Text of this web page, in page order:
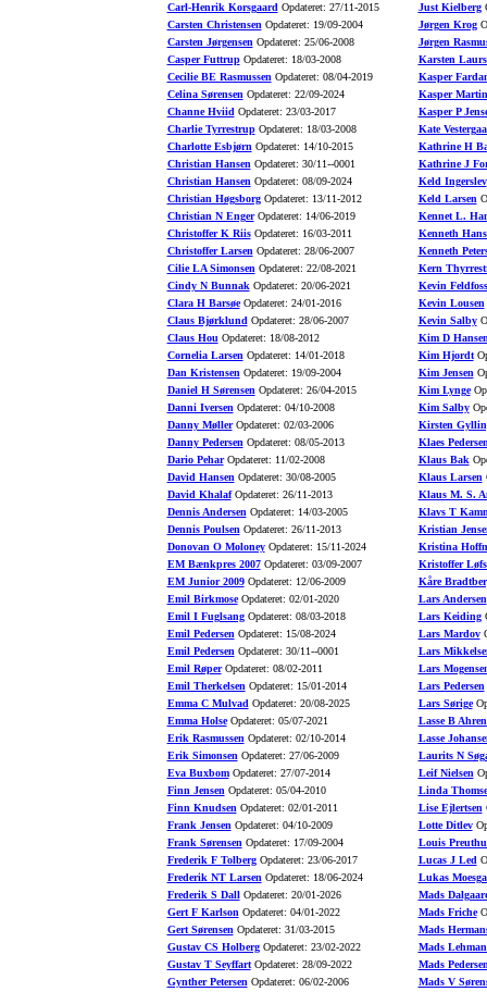
Carl-Henrik Korsgaard Opdateret: 27/11-2015
Carsten Christensen Opdateret: 19/09-2004
Carsten Jørgensen Opdateret: 25/06-2008
Casper FuttrupOpdateret: 18/03-2008
Cecilie BE Rasmussen Opdateret: 08/04-2019
Celina Sørensen Opdateret: 22/09-2024
Channe Hviid Opdateret: 23/03-2017
Charlie TyrrestrupOpdateret: 18/03-2008
Charlotte Esbjørn Opdateret: 14/10-2015
Christian Hansen Opdateret: 30/11--0001
Christian Hansen Opdateret: 08/09-2024
Christian HøgsborgOpdateret: 13/11-2012
Christian N EngerOpdateret: 14/06-2019
Christoffer K RiisOpdateret: 16/03-2011
Christoffer Larsen Opdateret: 28/06-2007
Cilie LA Simonsen Opdateret: 22/08-2021
Cindy N Bunnak Opdateret: 20/06-2021
Clara H BarsøeOpdateret: 24/01-2016
Claus Bjørklund Opdateret: 28/06-2007
Claus Hou Opdateret: 18/08-2012
Cornelia Larsen Opdateret: 14/01-2018
Dan Kristensen Opdateret: 19/09-2004
Daniel H Sørensen Opdateret: 26/04-2015
Danni Iversen Opdateret: 04/10-2008
Danny MøllerOpdateret: 02/03-2006
Danny Pedersen Opdateret: 08/05-2013
Dario PeharOpdateret: 11/02-2008
David Hansen Opdateret: 30/08-2005
David KhalafOpdateret: 26/11-2013
Dennis Andersen Opdateret: 14/03-2005
Dennis Poulsen Opdateret: 26/11-2013
Donovan O MoloneyOpdateret: 15/11-2024
EM Bænkpres 2007Opdateret: 03/09-2007
EM Junior 2009Opdateret: 12/06-2009
Emil BirkmoseOpdateret: 02/01-2020
Emil I FuglsangOpdateret: 08/03-2018
Emil Pedersen Opdateret: 15/08-2024
Emil Pedersen Opdateret: 30/11--0001
Emil RøperOpdateret: 08/02-2011
Emil Therkelsen Opdateret: 15/01-2014
Emma C Mulvad Opdateret: 20/08-2025
Emma HolseOpdateret: 05/07-2021
Erik Rasmussen Opdateret: 02/10-2014
Erik Simonsen Opdateret: 27/06-2009
Eva BuxbomOpdateret: 27/07-2014
Finn Jensen Opdateret: 05/04-2010
Finn Knudsen Opdateret: 02/01-2011
Frank Jensen Opdateret: 04/10-2009
Frank Sørensen Opdateret: 17/09-2004
Frederik F TolbergOpdateret: 23/06-2017
Frederik NT Larsen Opdateret: 18/06-2024
Frederik S DallOpdateret: 20/01-2026
Gert F Karlson Opdateret: 04/01-2022
Gert Sørensen Opdateret: 31/03-2015
Gustav CS HolbergOpdateret: 23/02-2022
Gustav T SeyffartOpdateret: 28/09-2022
Gynther Petersen Opdateret: 06/02-2006
Just Kielberg
Jørgen Krog
Jørgen
Karsten
Kasper
Kasper
Kasper P
Kate
Kathrine H
Kathrine J
Keld Ingerslev
Keld Larsen
Kennet L.
Kenneth
Kenneth
Kern
Kevin Feldfoss
Kevin Lousen
Kevin Salby
Kim D
Kim Hjordt
Kim Jensen
Kim Lynge
Kim Salby
Kirsten
Klaes
Klaus Bak
Klaus Larsen
Klaus M. S.
Klavs T
Kristian
Kristina
Kristoffer
Kåre
Lars Andersen
Lars Keiding
Lars Mardov
Lars
Lars
Lars Pedersen
Lars Sørige
Lasse B
Lasse
Laurits N
Leif Nielsen
Linda
Lise Ejlertsen
Lotte Ditlev
Louis
Lucas J Led
Lukas
Mads
Mads Friche
Mads
Mads
Mads
Mads V